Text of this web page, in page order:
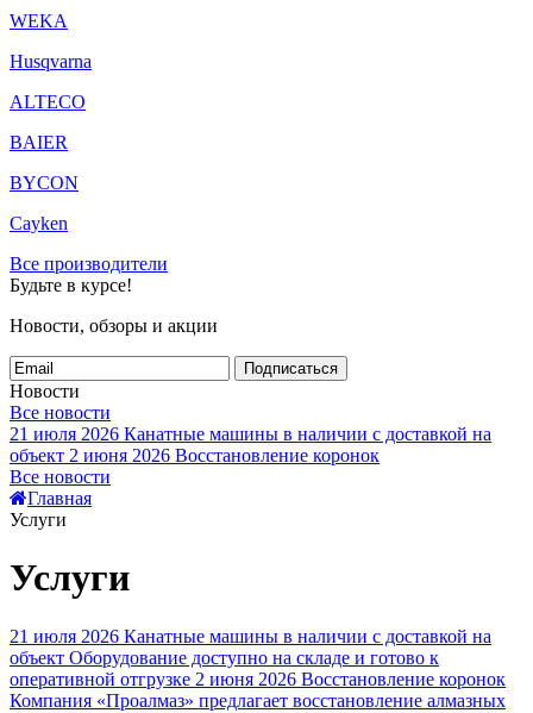
WEKA
Husqvarna
ALTECO
BAIER
BYCON
Cayken
Все производители
Будьте в курсе!
Новости, обзоры и акции
Подписаться
Новости
Все новости
21 июля 2026 Канатные машины в наличии с доставкой на
объект 2 июня 2026 Восстановление коронок
Все новости
Главная
Услуги
Услуги
21 июля 2026 Канатные машины в наличии с доставкой на
объект Оборудование доступно на складе и готово к
оперативной отгрузке 2 июня 2026 Восстановление коронок
Компания «Проалмаз» предлагает восстановление алмазных